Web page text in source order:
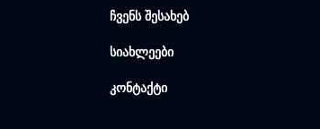
ჩვენს შესახებ
სიახლეები
კონტაქტი